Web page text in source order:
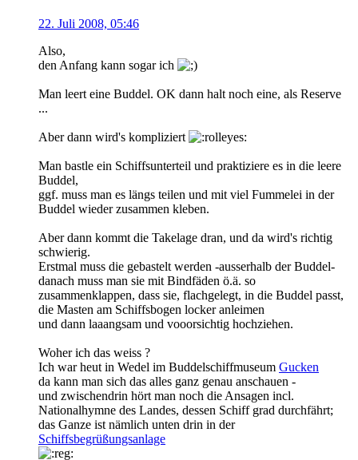
22. Juli 2008, 05:46
Also,
den Anfang kann sogar ich
Man leert eine Buddel. OK dann halt noch eine, als Reserve
...
Aber dann wird's kompliziert
Man bastle ein Schiffsunterteil und praktiziere es in die leere
Buddel,
ggf. muss man es längs teilen und mit viel Fummelei in der
Buddel wieder zusammen kleben.
Aber dann kommt die Takelage dran, und da wird's richtig
schwierig.
Erstmal muss die gebastelt werden -ausserhalb der Buddel-
danach muss man sie mit Bindfäden ö.ä. so
zusammenklappen, dass sie, flachgelegt, in die Buddel passt,
die Masten am Schiffsbogen locker anleimen
und dann laaangsam und vooorsichtig hochziehen.
Woher ich das weiss ?
Ich war heut in Wedel im Buddelschiffmuseum Gucken
da kann man sich das alles ganz genau anschauen -
und zwischendrin hört man noch die Ansagen incl.
Nationalhymne des Landes, dessen Schiff grad durchfährt;
das Ganze ist nämlich unten drin in der
Schiffsbegrüßungsanlage